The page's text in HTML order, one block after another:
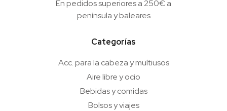
En pedidos superiores a 250€ a
península y baleares
Categorías
Acc. para la cabeza y multiusos
Aire libre y ocio
Bebidas y comidas
Bolsos y viajes